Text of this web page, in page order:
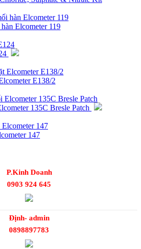
Elcometer 119
E138/2
135C Bresle Patch
147
P.Kinh Doanh
0903 924 645
Định- admin
0898897783